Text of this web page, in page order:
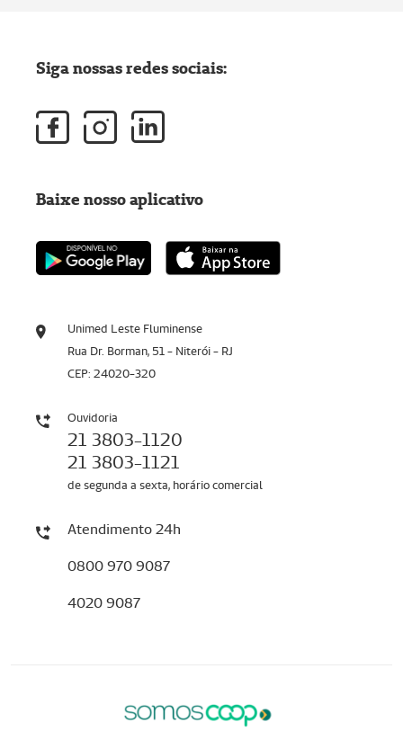
Unimed Leste Fluminense
Rua Dr. Borman, 51 - Niterói - RJ
CEP: 24020-320
Ouvidoria
21 3803-1120
21 3803-1121
de segunda a sexta, horário comercial
Atendimento 24h
0800 970 9087
4020 9087
Siga nossas redes sociais:
Baixe nosso aplicativo